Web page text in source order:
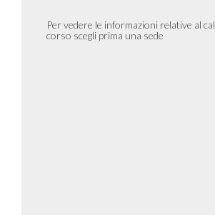
Per vedere le informazioni relative al
corso scegli prima una sede